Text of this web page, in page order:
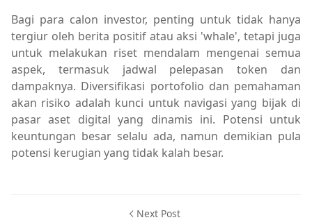
Bagi para calon investor, penting untuk tidak hanya
tergiur oleh berita positif atau aksi 'whale', tetapi juga
untuk melakukan riset mendalam mengenai semua
aspek, termasuk jadwal pelepasan token dan
dampaknya. Diversifikasi portofolio dan pemahaman
akan risiko adalah kunci untuk navigasi yang bijak di
pasar aset digital yang dinamis ini. Potensi untuk
keuntungan besar selalu ada, namun demikian pula
potensi kerugian yang tidak kalah besar.
Next Post